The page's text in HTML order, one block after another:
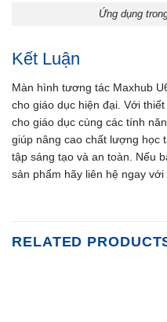
Ứng dụng
Kết Luận
Màn hình tương tác Maxhub
cho giáo dục hiện đại. Với
cho giáo dục cùng các tính
giúp nâng cao chất lượng học
tập sáng tạo và an toàn. Nếu
sản phẩm hãy liên hệ ngay
RELATED